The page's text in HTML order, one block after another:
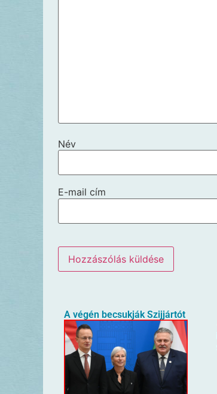
Név
E-mail cím
A végén becsukják Szijjártót